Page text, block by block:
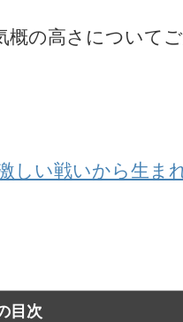
の高さについて
しい戦いから生ま
目次